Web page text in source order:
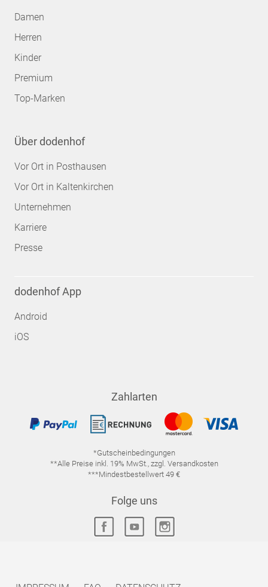
Damen
Herren
Kinder
Premium
Top-Marken
Über dodenhof
Vor Ort in Posthausen
Vor Ort in Kaltenkirchen
Unternehmen
Karriere
Presse
dodenhof App
Android
iOS
Zahlarten
*Gutscheinbedingungen
**Alle Preise inkl. 19% MwSt., zzgl. Versandkosten
***Mindestbestellwert 49 €
Folge uns